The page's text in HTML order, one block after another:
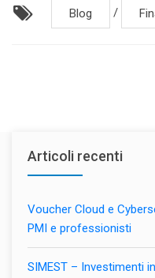
Blog /
Articoli recenti
Voucher Cloud e
PMI e professionisti
SIMEST – Investimenti